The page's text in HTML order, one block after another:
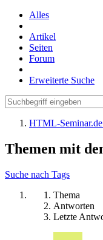
Alles
Artikel
Seiten
Forum
Erweiterte Suche
HTML-
Themen mit
Suche nach Tags
Thema
Antworten
Letzte